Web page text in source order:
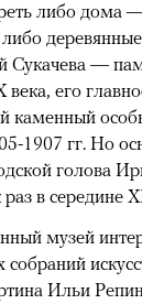
либо дома
Сукачева —
его
каменный
1907 гг. Но
голова
в середине
музей
Ильи